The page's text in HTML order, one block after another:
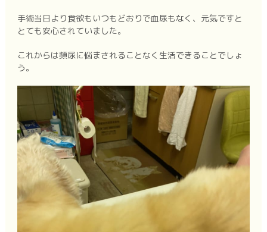
手術当日より食欲もいつもどおりで血尿もなく、元気ですと
とても安心されていました。
これからは頻尿に悩まされることなく生活できることでしょ
う。